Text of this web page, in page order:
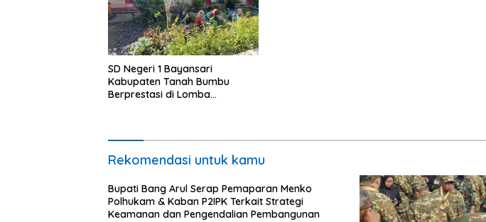
SD Negeri 1 Bayansari
Kabupaten Tanah Bumbu
Berprestasi di Lomba
Rekomendasi untuk kamu
Bupati Bang Arul Serap Pemaparan Menko
Polhukam & Kaban P2IPK Terkait Strategi
Keamanan dan Pengendalian Pembangunan